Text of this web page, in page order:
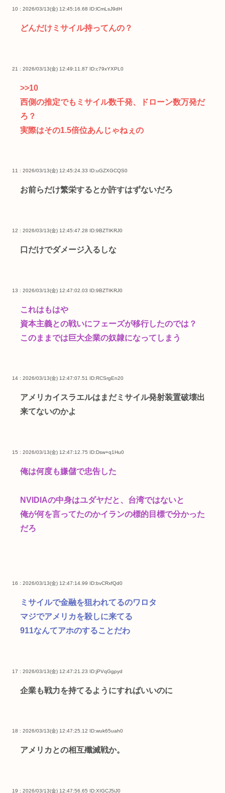
10 : 2026/03/13(金) 12:45:16.68 ID:lCmLsJ9dH
どんだけミサイル持ってんの？
21 : 2026/03/13(金) 12:49:11.87 ID:c79xYXPL0
>>10
西側の推定でもミサイル数千発、ドローン数万発だ
ろ？
実際はその1.5倍位あんじゃねぇの
11 : 2026/03/13(金) 12:45:24.33 ID:uGZXGCQS0
お前らだけ繁栄するとか許すはずないだろ
12 : 2026/03/13(金) 12:45:47.28 ID:9BZTIKRJ0
口だけでダメージ入るしな
13 : 2026/03/13(金) 12:47:02.03 ID:9BZTIKRJ0
これはもはや
資本主義との戦いにフェーズが移行したのでは？
このままでは巨大企業の奴隷になってしまう
14 : 2026/03/13(金) 12:47:07.51 ID:RCSrgEn20
アメリカイスラエルはまだミサイル発射装置破壊出
来てないのかよ
15 : 2026/03/13(金) 12:47:12.75 ID:Dsw+q1Hu0
俺は何度も嫌儲で忠告した
NVIDIAの中身はユダヤだと、台湾ではないと
俺が何を言ってたのかイランの標的目標で分かった
だろ
16 : 2026/03/13(金) 12:47:14.99 ID:bvCRxfQd0
ミサイルで金融を狙われてるのワロタ
マジでアメリカを殺しに来てる
911なんてアホのすることだわ
17 : 2026/03/13(金) 12:47:21.23 ID:jPVqGgpyd
企業も戦力を持てるようにすればいいのに
18 : 2026/03/13(金) 12:47:25.12 ID:wuk65uah0
アメリカとの相互殲滅戦か。
19 : 2026/03/13(金) 12:47:56.65 ID:XIGCJ5iJ0